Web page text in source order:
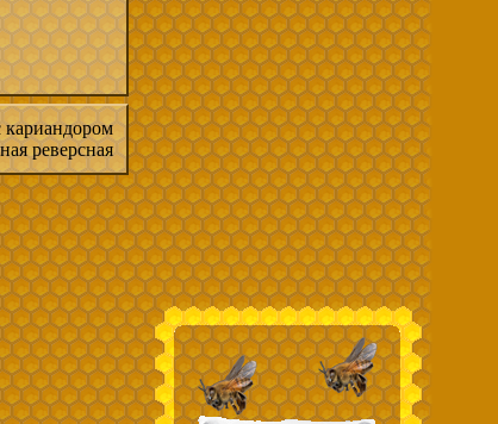
кариандором
реверсная